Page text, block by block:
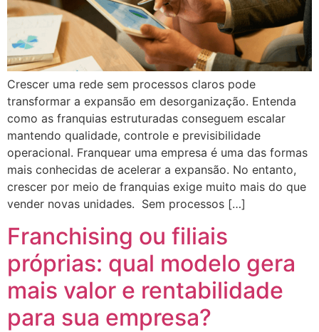
Crescer uma rede sem processos claros pode
transformar a expansão em desorganização. Entenda
como as franquias estruturadas conseguem escalar
mantendo qualidade, controle e previsibilidade
operacional. Franquear uma empresa é uma das formas
mais conhecidas de acelerar a expansão. No entanto,
crescer por meio de franquias exige muito mais do que
vender novas unidades. Sem processos […]
Franchising ou filiais
próprias: qual modelo gera
mais valor e rentabilidade
para sua empresa?